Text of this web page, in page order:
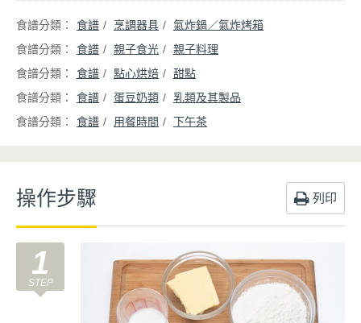
食譜 烹調器具
氣炸鍋／氣炸烤箱
食譜
親子食光
親子料理
食譜
點心烘焙
甜點
食譜
蛋豆奶類
乳類及其製品
食譜
用餐時間 下午茶
操作步驟 列印
1